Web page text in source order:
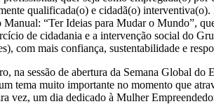
qualificada(o) e cidadã(o)
“Ter Ideias para Mudar o Mundo”,
de cidadania e a intervenção social do
com mais confiança, sustentabilidade e
na sessão de abertura da Semana Global do
tema muito importante no momento que
vez, um dia dedicado à Mulher